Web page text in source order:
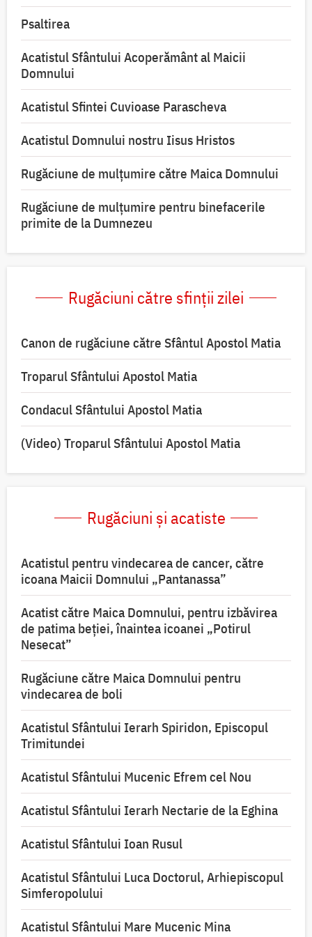
Psaltirea
Acatistul Sfântului Acoperământ al Maicii
Domnului
Acatistul Sfintei Cuvioase Parascheva
Acatistul Domnului nostru Iisus Hristos
Rugăciune de mulţumire către Maica Domnului
Rugăciune de mulțumire pentru binefacerile
primite de la Dumnezeu
Rugăciuni către sfinții zilei
Canon de rugăciune către Sfântul Apostol Matia
Troparul Sfântului Apostol Matia
Condacul Sfântului Apostol Matia
(Video) Troparul Sfântului Apostol Matia
Rugăciuni și acatiste
Acatistul pentru vindecarea de cancer, către
icoana Maicii Domnului „Pantanassa”
Acatist către Maica Domnului, pentru izbăvirea
de patima beției, înaintea icoanei „Potirul
Nesecat”
Rugăciune către Maica Domnului pentru
vindecarea de boli
Acatistul Sfântului Ierarh Spiridon, Episcopul
Trimitundei
Acatistul Sfântului Mucenic Efrem cel Nou
Acatistul Sfântului Ierarh Nectarie de la Eghina
Acatistul Sfântului Ioan Rusul
Acatistul Sfântului Luca Doctorul, Arhiepiscopul
Simferopolului
Acatistul Sfântului Mare Mucenic Mina